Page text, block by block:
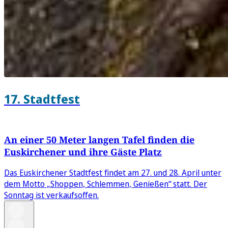
17. Stadtfest
An einer 50 Meter langen Tafel finden die
Euskirchener und ihre Gäste Platz
Das Euskirchener Stadtfest findet am 27. und 28. April unter
dem Motto „Shoppen, Schlemmen, Genießen“ statt. Der
Sonntag ist verkaufsoffen.